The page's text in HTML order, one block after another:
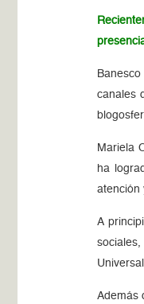
canales
Mariela
ha
atención
A
Además